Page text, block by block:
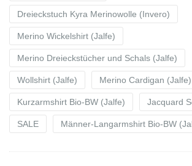
Dreieckstuch Kyra Merinowolle (Invero)
Merino Wickelshirt (Jalfe)
Merino Dreieckstücher und Schals (Jalfe)
Wollshirt (Jalfe) Merino Cardigan (Jalfe)
Kurzarmshirt Bio-BW (Jalfe) Jacquard
SALE Männer-Langarmshirt Bio-BW